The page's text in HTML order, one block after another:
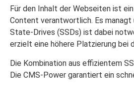
Für den Inhalt der Webseiten ist
Content verantwortlich. Es
State-Drives (SSDs) ist dabei
erzielt eine höhere Platzierung bei
Die Kombination aus effizientem
Die CMS-Power garantiert ein